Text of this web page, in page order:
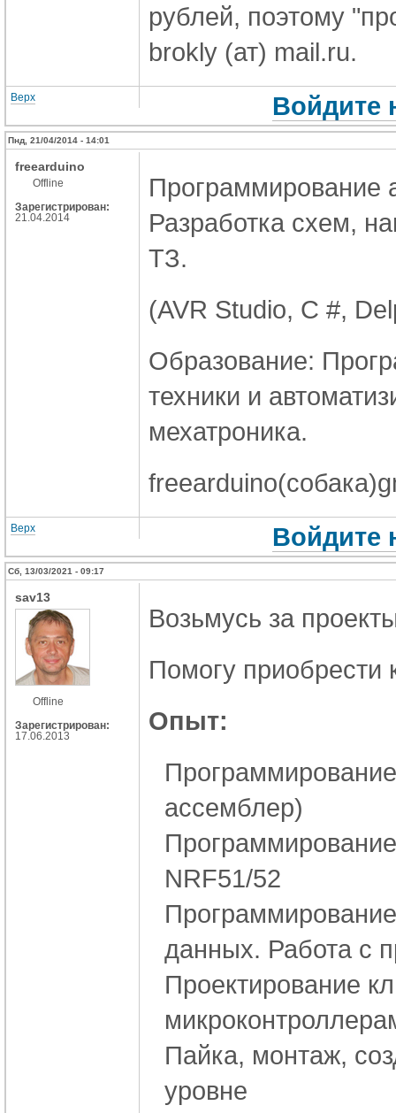
рублей, поэтому
brokly (ат) mail.ru.
Верх Войдите
Пнд, 21/04/2014 - 14:01
freearduino
Offline
Зарегистрирован:
21.04.2014
Программирование
Разработка схем,
ТЗ.
(AVR Studio, C #,
Образование:
техники и
мехатроника.
Верх Войдите
Сб, 13/03/2021 - 09:17
sav13
Offline
Зарегистрирован:
17.06.2013
Возьмусь за
Помогу приобрести
Опыт:
ассемблер)
NRF51/52
данных. Работа с
Проектирование
Пайка, монтаж,
уровне